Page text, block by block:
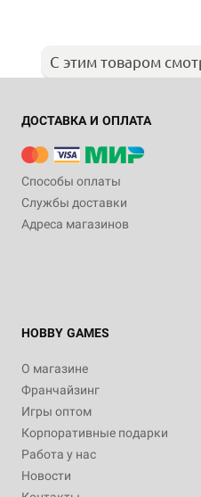
С этим товаром
ДОСТАВКА И ОПЛАТА
Способы оплаты
Службы доставки
Адреса магазинов
HOBBY GAMES
О магазине
Франчайзинг
Игры оптом
Корпоративные подарки
Работа у нас
Новости